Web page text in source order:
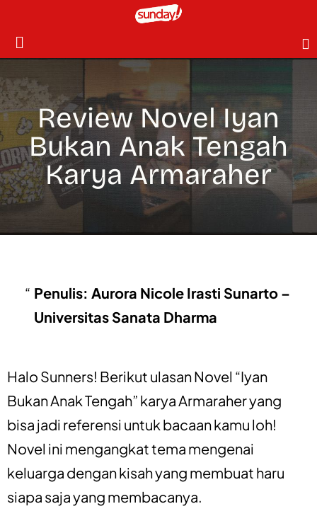
Review Novel Iyan
Bukan Anak Tengah
Karya Armaraher
Penulis: Aurora Nicole Irasti Sunarto –
Universitas Sanata Dharma
Halo Sunners! Berikut ulasan Novel “Iyan
Bukan Anak Tengah” karya Armaraher yang
bisa jadi referensi untuk bacaan kamu loh!
Novel ini mengangkat tema mengenai
keluarga dengan kisah yang membuat haru
siapa saja yang membacanya.